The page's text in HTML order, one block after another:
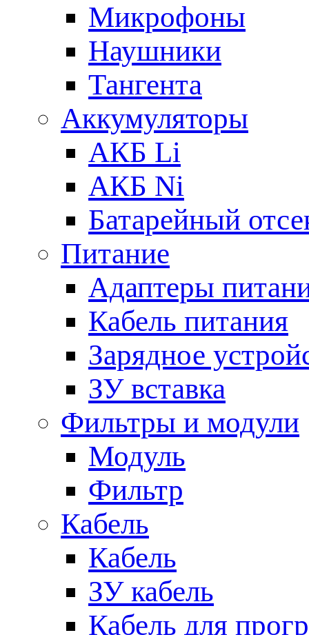
Микрофоны
Наушники
Тангента
Аккумуляторы
АКБ Li
АКБ Ni
Батарейный
Питание
Адаптеры
Кабель питания
Зарядное
ЗУ вставка
Фильтры и модули
Модуль
Фильтр
Кабель
Кабель
ЗУ кабель
Кабель для